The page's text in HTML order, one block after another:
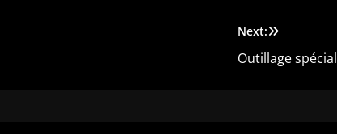
Next:
Outillage spécial